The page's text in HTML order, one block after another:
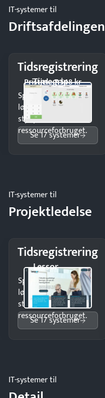
IT-systemer til
Driftsafdelingen
Tidsregistrering
Timegrip
Pristjek: 7.548 kr
Spar tid på
lønberegning og få
styr på
ressourceforbruget.
Se 17 systemer
IT-systemer til
Projektledelse
Tidsregistrering
Lessor
Spar tid på
lønberegning og få
styr på
ressourceforbruget.
Se 17 systemer
IT-systemer til